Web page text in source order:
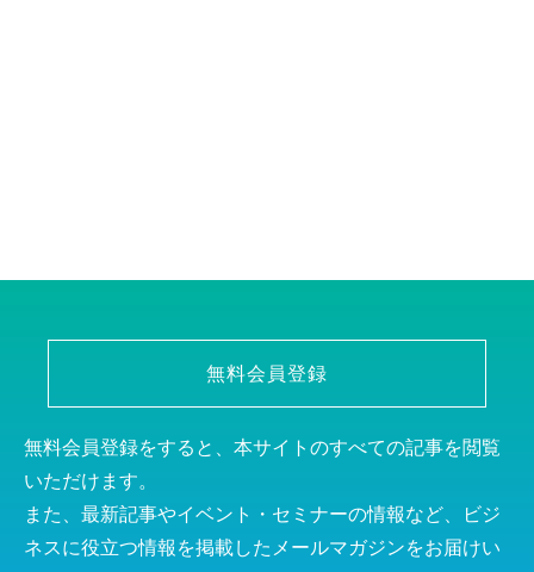
無料会員登録
無料会員登録をすると、本サイトのすべての記事を閲覧
いただけます。
また、最新記事やイベント・セミナーの情報など、ビジ
ネスに役立つ情報を掲載したメールマガジンをお届けい